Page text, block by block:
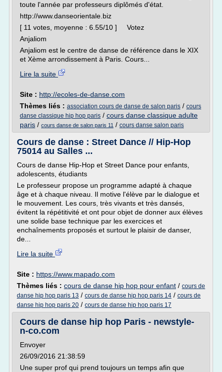
toute l'année par professeurs diplômés d'état.
http://www.danseorientale.biz
[ 11 votes, moyenne : 6.55/10 ] Votez
Anjaliom
Anjaliom est le centre de danse de référence dans le XIX
et Xème arrondissement à Paris. Cours...
Lire la suite
Site : http://ecoles-de-danse.com
Thèmes liés : association cours de danse de salon paris / cours
danse classique hip hop paris / cours danse classique adulte
paris / cours danse de salon paris 11 / cours danse salon paris
Cours de danse : Street Dance // Hip-Hop
75014 au Salles ...
Cours de danse Hip-Hop et Street Dance pour enfants,
adolescents, étudiants
Le professeur propose un programme adapté à chaque
âge et à chaque niveau. Il motive l'élève par le dialogue et
le mouvement. Les cours, très vivants et très dansés,
évitent la répétitivité et ont pour objet de donner aux élèves
une solide base technique par les exercices et
enchaînements proposés et surtout le plaisir de danser,
de...
Lire la suite
Site : https://www.mapado.com
Thèmes liés : cours de danse hip hop pour enfant / cours de
danse hip hop paris 13 / cours de danse hip hop paris 14 / cours de
danse hip hop paris 20 / cours de danse hip hop paris 17
Cours de danse hip hop Paris - newstyle-
n-co.com
Envoyer
26/09/2016 21:38:59
Une super prof qui prend toujours un temps afin que